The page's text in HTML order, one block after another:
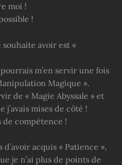
moi !
!
avoir est «
m’en servir une fois
Magique ».
de « Magie Abyssale » et
j’avais mises de côté !
de compétence !
acquis « Patience »,
je n’ai plus de points de